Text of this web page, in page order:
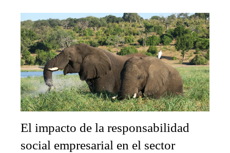
El impacto de la responsabilidad
social empresarial en el sector